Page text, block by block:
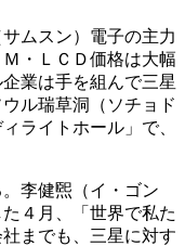
ムスン）電子の主力
・ＬＣＤ価格は大幅
業は手を組んで三星
ル瑞草洞（ソチョド
ライトホール」で、
李健煕（イ・ゴン
４月、「世界で私た
までも、三星に対す